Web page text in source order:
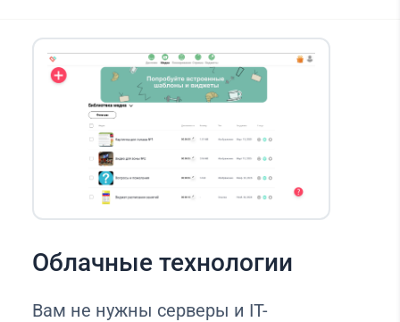
Облачные технологии
Вам не нужны серверы и IT-